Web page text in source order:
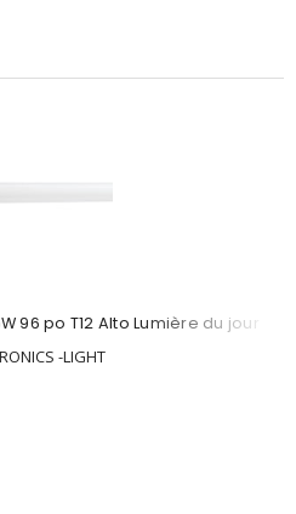
96 po T12 Alto Lumière du jour
-LIGHT